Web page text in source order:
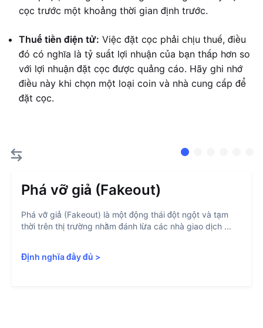
cọc trước một khoảng thời gian định trước.
Thuế tiền điện tử: Việc đặt cọc phải chịu thuế, điều
đó có nghĩa là tỷ suất lợi nhuận của bạn thấp hơn so
với lợi nhuận đặt cọc được quảng cáo. Hãy ghi nhớ
điều này khi chọn một loại coin và nhà cung cấp để
đặt cọc.
Phá vỡ giả (Fakeout)
Phá vỡ giả (Fakeout) là một động thái đột ngột và tạm
thời trên thị trường nhằm đánh lừa các nhà giao dịch ...
Định nghĩa đầy đủ >